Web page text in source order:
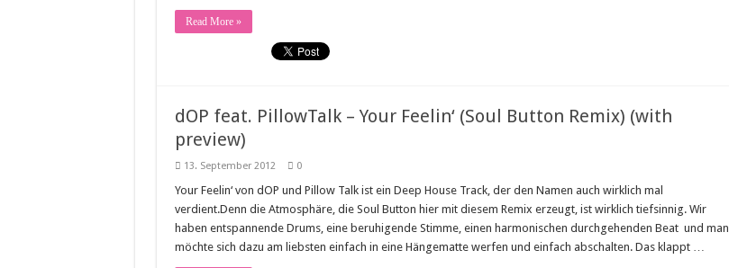
Read More »
dOP feat. PillowTalk – Your Feelin‘ (Soul Button Remix) (with
preview)
13. September 2012 0
Your Feelin‘ von dOP und Pillow Talk ist ein Deep House Track, der den Namen auch wirklich mal
verdient.Denn die Atmosphäre, die Soul Button hier mit diesem Remix erzeugt, ist wirklich tiefsinnig. Wir
haben entspannende Drums, eine beruhigende Stimme, einen harmonischen durchgehenden Beat und man
möchte sich dazu am liebsten einfach in eine Hängematte werfen und einfach abschalten. Das klappt …